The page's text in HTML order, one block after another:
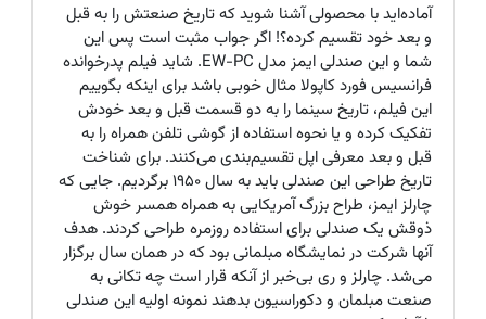
آماده‌اید با محصولی آشنا شوید که تاریخ صنعتش را به قبل
و بعد خود تقسیم کرده؟! اگر جواب مثبت است پس این
شما و این صندلی ایمز مدل EW-PC. شاید فیلم پدرخوانده
فرانسیس فورد کاپولا مثال خوبی باشد برای اینکه بگوییم
این فیلم، تاریخ سینما را به دو قسمت قبل و بعد خودش
تفکیک کرده و یا نحوه استفاده از گوشی تلفن همراه را به
قبل و بعد معرفی اپل تقسیم‌بندی می‌کنند. برای شناخت
تاریخ طراحی این صندلی باید به سال 1950 برگردیم. جایی که
چارلز ایمز، طراح بزرگ آمریکایی به همراه همسر خوش
ذوقش یک صندلی برای استفاده روزمره طراحی کردند. هدف
آنها شرکت در نمایشگاه مبلمانی بود که در همان سال برگزار
می‌شد. چارلز و ری بی‌خبر از آنکه قرار است چه تکانی به
صنعت مبلمان و دکوراسیون بدهند نمونه اولیه این صندلی